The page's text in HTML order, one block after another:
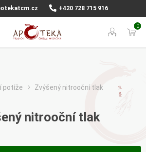
+420 728 715 916
0
potíže Zvýšený nitrooční tlak
nitrooční tlak